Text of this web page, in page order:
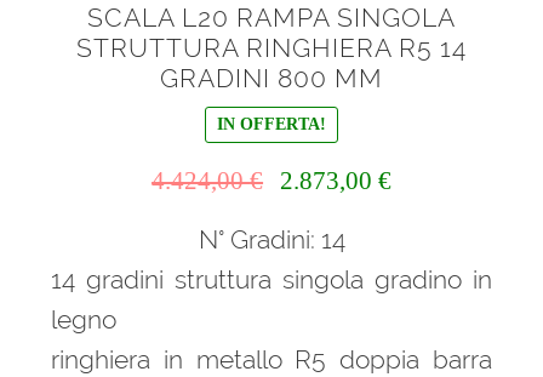
SCALA L20 RAMPA SINGOLA
STRUTTURA RINGHIERA R5 14
GRADINI 800 MM
IN OFFERTA!
4.424,00€
originale
4.424,00 €.
2.873,00 €Il
2.873,00 €.
N° Gradini: 14
14 gradini struttura singola gradino in
legno
ringhiera in metallo R5 doppia barra